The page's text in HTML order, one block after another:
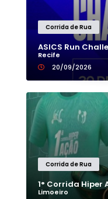
Corrida de Rua
ASICS Run
Recife
20/09/2026
Corrida de Rua
1° Corrida Hiper
Limoeiro